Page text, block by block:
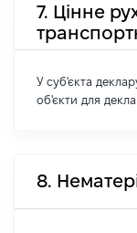
7. Цінне
У суб'єкта
об'єкти для
8.